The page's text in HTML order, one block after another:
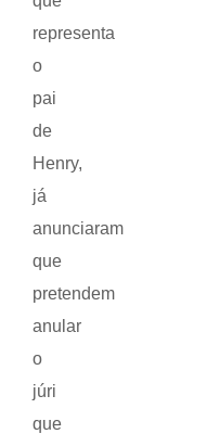
representa
o
pai
de
Henry,
já
anunciaram
que
pretendem
anular
o
júri
que